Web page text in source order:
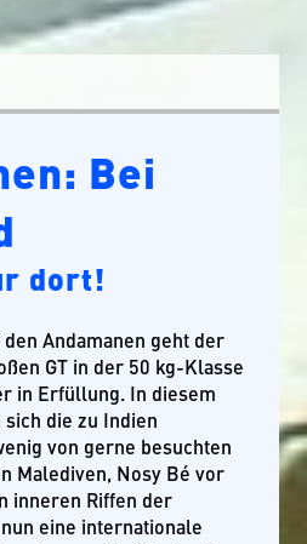
Bei
dort!
Andamanen geht der
GT in der 50 kg-Klasse
in Erfüllung. In diesem
die zu Indien
von gerne besuchten
Malediven, Nosy Bé vor
inneren Riffen der
eine internationale